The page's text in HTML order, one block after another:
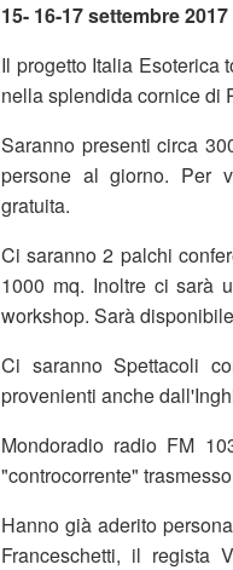
15- 16-17 settembre
Il progetto Italia Esoterica
nella splendida cornice di
Saranno presenti circa
persone al giorno. Per
gratuita.
Ci saranno 2 palchi
1000 mq. Inoltre ci sarà
workshop. Sarà
Ci saranno Spettacoli
provenienti anche
Mondoradio radio FM
"controcorrente"
Hanno già aderito
Franceschetti, il regista